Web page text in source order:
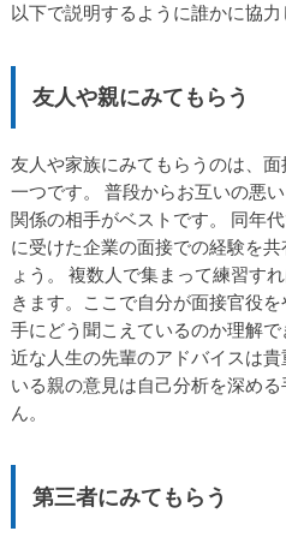
以下で説明するように誰かに協力
友人や親にみてもらう
友人や家族にみてもらうのは、
一つです。 普段からお互いの悪
関係の相手がベストです。 同年
に受けた企業の面接での経験を
ょう。 複数人で集まって練習す
きます。ここで自分が面接官役
手にどう聞こえているのか理解
近な人生の先輩のアドバイスは
いる親の意見は自己分析を深め
ん。
第三者にみてもらう